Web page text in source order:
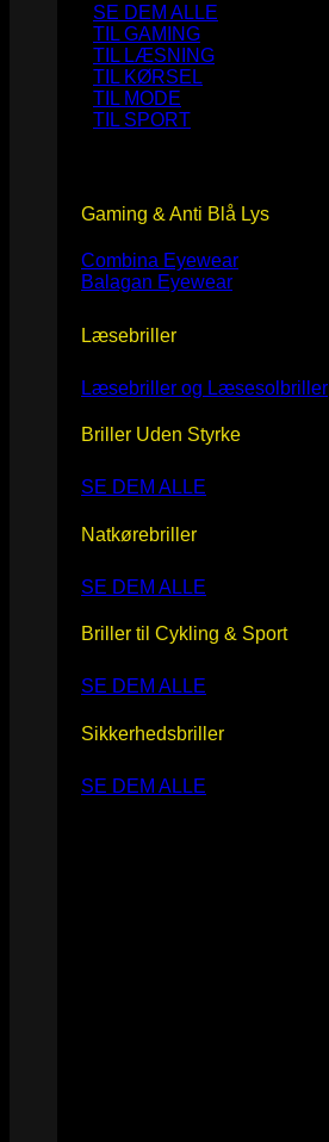
SE DEM ALLE
TIL GAMING
TIL LÆSNING
TIL KØRSEL
TIL MODE
TIL SPORT
Gaming & Anti Blå Lys
Combina Eyewear
Balagan Eyewear
Læsebriller
Læsebriller og Læsesolbriller
Briller Uden Styrke
SE DEM ALLE
Natkørebriller
SE DEM ALLE
Briller til Cykling & Sport
SE DEM ALLE
Sikkerhedsbriller
SE DEM ALLE